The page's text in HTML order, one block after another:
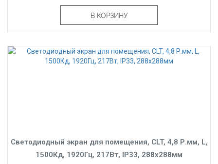
В КОРЗИНУ
Светодиодный экран для помещения, CLT, 4,8 Р.мм, L,
1500Кд, 1920Гц, 217Вт, IP33, 288x288мм